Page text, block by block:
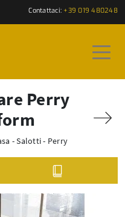
Contattaci: +39 019 480248
Perry
-Salotti- Perry